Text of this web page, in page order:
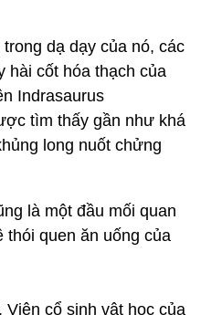
dạ dạy của nó, các
hài cốt hóa thạch của
Indrasaurus
tìm thấy gần như khá
long nuốt chửng
là một đầu mối quan
thói quen ăn uống của
Viện cổ sinh vật học của